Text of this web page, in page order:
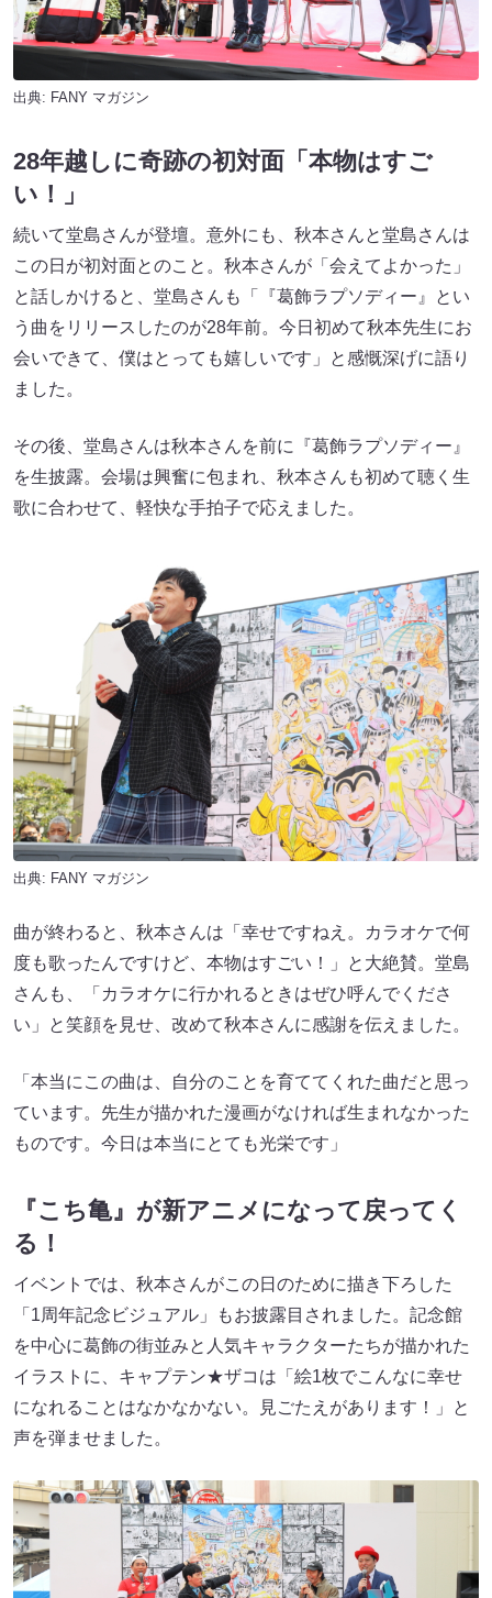
出典: FANY マガジン
28年越しに奇跡の初対面「本物はすご
い！」
続いて堂島さんが登壇。意外にも、秋本さんと堂島さんは
この日が初対面とのこと。秋本さんが「会えてよかった」
と話しかけると、堂島さんも「『葛飾ラプソディー』とい
う曲をリリースしたのが28年前。今日初めて秋本先生にお
会いできて、僕はとっても嬉しいです」と感慨深げに語り
ました。
その後、堂島さんは秋本さんを前に『葛飾ラプソディー』
を生披露。会場は興奮に包まれ、秋本さんも初めて聴く生
歌に合わせて、軽快な手拍子で応えました。
出典: FANY マガジン
曲が終わると、秋本さんは「幸せですねえ。カラオケで何
度も歌ったんですけど、本物はすごい！」と大絶賛。堂島
さんも、「カラオケに行かれるときはぜひ呼んでくださ
い」と笑顔を見せ、改めて秋本さんに感謝を伝えました。
「本当にこの曲は、自分のことを育ててくれた曲だと思っ
ています。先生が描かれた漫画がなければ生まれなかった
ものです。今日は本当にとても光栄です」
『こち亀』が新アニメになって戻ってく
る！
イベントでは、秋本さんがこの日のために描き下ろした
「1周年記念ビジュアル」もお披露目されました。記念館
を中心に葛飾の街並みと人気キャラクターたちが描かれた
イラストに、キャプテン★ザコは「絵1枚でこんなに幸せ
になれることはなかなかない。見ごたえがあります！」と
声を弾ませました。